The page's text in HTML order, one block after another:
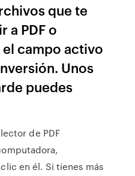
que te
a PDF o
campo activo
Unos
puedes
de PDF
en él. Si tienes más